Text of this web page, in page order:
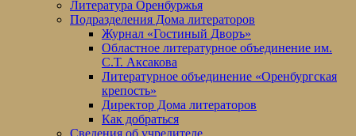
Литература Оренбуржья
Подразделения Дома литераторов
Журнал «Гостиный Дворъ»
Областное литературное объединение им.
С.Т. Аксакова
Литературное объединение «Оренбургская
крепость»
Директор Дома литераторов
Как добраться
Сведения об учредителе